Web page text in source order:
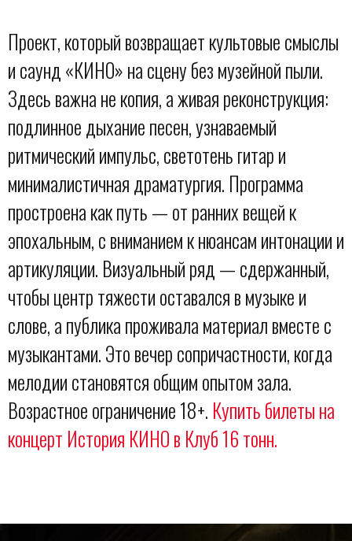
Проект, который возвращает культовые смыслы
и саунд «КИНО» на сцену без музейной пыли.
Здесь важна не копия, а живая реконструкция:
подлинное дыхание песен, узнаваемый
ритмический импульс, светотень гитар и
минималистичная драматургия. Программа
простроена как путь — от ранних вещей к
эпохальным, с вниманием к нюансам интонации и
артикуляции. Визуальный ряд — сдержанный,
чтобы центр тяжести оставался в музыке и
слове, а публика проживала материал вместе с
музыкантами. Это вечер сопричастности, когда
мелодии становятся общим опытом зала.
Возрастное ограничение 18+. Купить билеты на
концерт История КИНО в Клуб 16 тонн.